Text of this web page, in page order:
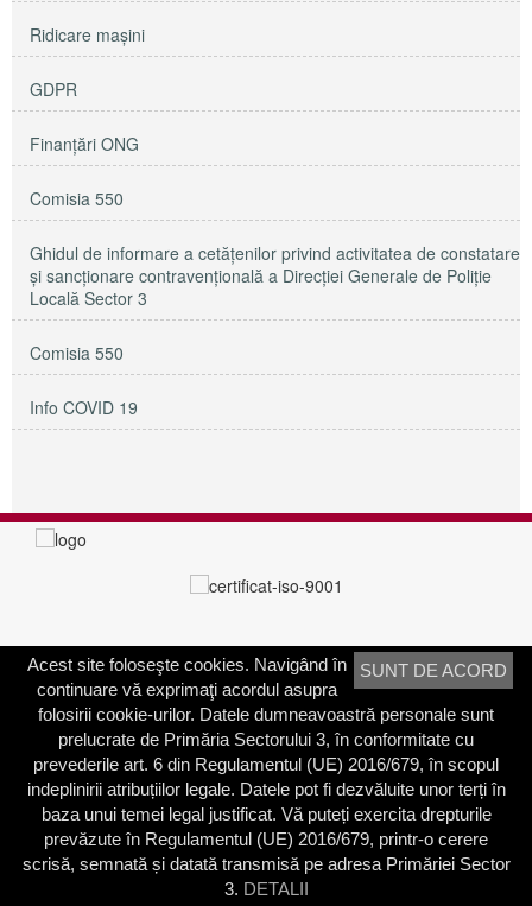
Ridicare maşini
GDPR
Finanțări ONG
Comisia 550
Ghidul de informare a cetățenilor privind activitatea de constatare
și sancționare contravențională a Direcției Generale de Poliție
Locală Sector 3
Comisia 550
Info COVID 19
PRIMĂRIA SECTORULUI 3
Adresa:Calea Dudeşti nr. 191
Bucureşti, Sector 3, România
Contactați-ne
Telefon: 021.318.03.23
Fax: 021.318.03.04
© 2003 - 2026 | Primăria Sectorului 3
SUNT DE ACORD
Acest site foloseşte cookies. Navigând în
continuare vă exprimaţi acordul asupra
folosirii cookie-urilor. Datele dumneavoastră personale sunt
prelucrate de Primăria Sectorului 3, în conformitate cu
prevederile art. 6 din Regulamentul (UE) 2016/679, în scopul
indeplinirii atribuțiilor legale. Datele pot fi dezvăluite unor terți în
baza unui temei legal justificat. Vă puteți exercita drepturile
prevăzute în Regulamentul (UE) 2016/679, printr-o cerere
scrisă, semnată și datată transmisă pe adresa Primăriei Sector
3. DETALII